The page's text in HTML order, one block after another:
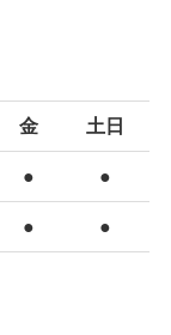
金 土日
● ●
● ●